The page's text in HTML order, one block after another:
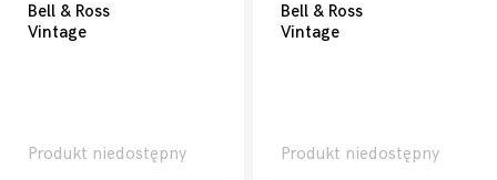
Bell & Ross
Vintage
Produkt niedostępny
Bell & Ross
Vintage
Produkt niedostępny